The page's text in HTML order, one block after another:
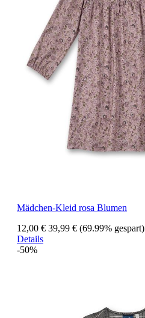
Mädchen-Kleid rosa Blumen
12,00 € 39,99 € (69.99% gespart)
Details
-50%